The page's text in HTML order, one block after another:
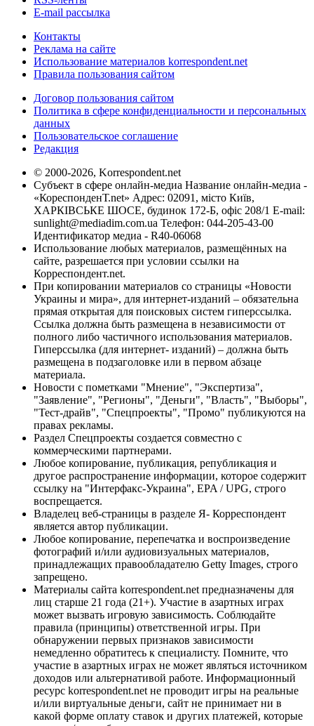
E-mail рассылка
Контакты
Реклама на сайте
Использование материалов korrespondent.net
Правила пользования сайтом
Договор пользования сайтом
Политика в сфере конфиденциальности и персональных
данных
Пользовательское соглашение
Редакция
© 2000-2026, Korrespondent.net
Субъект в сфере онлайн-медиа Название онлайн-медиа -
«КореспонденТ.net» Адрес: 02091, місто Київ,
ХАРКІВСЬКЕ ШОСЕ, будинок 172-Б, офіс 208/1 E-mail:
sunlight@mediadim.com.ua Телефон: 044-205-43-00
Идентификатор медиа - R40-06068
Использование любых материалов, размещённых на
сайте, разрешается при условии ссылки на
Корреспондент.net.
При копировании материалов со страницы «Новости
Украины и мира», для интернет-изданий – обязательна
прямая открытая для поисковых систем гиперссылка.
Ссылка должна быть размещена в независимости от
полного либо частичного использования материалов.
Гиперссылка (для интернет- изданий) – должна быть
размещена в подзаголовке или в первом абзаце
материала.
Новости с пометками "Мнение", "Экспертиза",
"Заявление", "Регионы", "Деньги", "Власть", "Выборы",
"Тест-драйв", "Спецпроекты", "Промо" публикуются на
правах рекламы.
Раздел Спецпроекты создается совместно с
коммерческими партнерами.
Любое копирование, публикация, републикация и
другое распространение информации, которое содержит
ссылку на "Интерфакс-Украина", EPA / UPG, строго
воспрещается.
Владелец веб-страницы в разделе Я- Корреспондент
является автор публикации.
Любое копирование, перепечатка и воспроизведение
фотографий и/или аудиовизуальных материалов,
принадлежащих правообладателю Getty Images, строго
запрещено.
Материалы сайта korrespondent.net предназначены для
лиц старше 21 года (21+). Участие в азартных играх
может вызвать игровую зависимость. Соблюдайте
правила (принципы) ответственной игры. При
обнаружении первых признаков зависимости
немедленно обратитесь к специалисту. Помните, что
участие в азартных играх не может являться источником
доходов или альтернативой работе. Информационный
ресурс korrespondent.net не проводит игры на реальные
и/или виртуальные деньги, сайт не принимает ни в
какой форме оплату ставок и других платежей, которые